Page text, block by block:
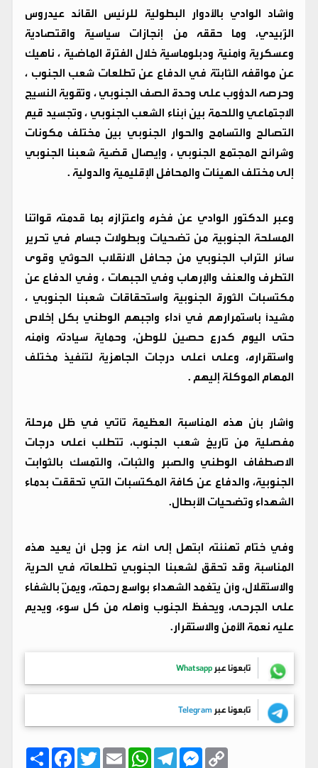
وأشاد الوادي بالأدوار البطولية للرئيس القائد عيدروس
الزُبيدي، وما حققه من إنجازات سياسية واقتصادية
وعسكرية وأمنية ودبلوماسية خلال الفترة الماضية ، ناهيك
عن مواقفه الثابتة في الدفاع عن تطلعات شعب الجنوب ،
وحرصه الدؤوب على وحدة الصف الجنوبي ، وتقوية النسيج
الاجتماعي واللحمة بين أبناء الشعب الجنوبي ، وتجسيد قيم
التصالح والتسامح والحوار الجنوبي بين مختلف مكونات
وشرائح المجتمع الجنوبي ، وإيصال قضية شعبنا الجنوبي
إلى مختلف الهيئات والمحافل الإقليمية والدولية .
وعبر الدكتور الوادي عن فخره واعتزازه بما قدمته قواتنا
المسلحة الجنوبية من تضحيات وبطولات جسام في تحرير
سائر التراب الجنوبي من جحافل الانقلاب الحوثي وقوى
التطرف والعنف والإرهاب وفي الجبهات ، وفي الدفاع عن
مكتسبات الثورة الجنوبية واستحقاقات شعبنا الجنوبي ،
مشيداً باستمرارهم في أداء واجبهم الوطني بكل إخلاص
حتى اليوم كدرع حصين للوطن، وحماية سيادته وأمنه
واستقراره، وعلى أعلى درجات الجاهزية لتنفيذ مختلف
المهام الموكلة إليهم .
وأشار بأن هذه المناسبة العظيمة تأتي في ظل مرحلة
مفصلية من تاريخ شعب الجنوب، تتطلب أعلى درجات
الاصطفاف الوطني والصبر والثبات، والتمسك بالثوابت
الجنوبية، والدفاع عن كافة المكتسبات التي تحققت بدماء
الشهداء وتضحيات الأبطال.
وفي ختام تهنئته ابتهل إلى الله عز وجل أن يعيد هذه
المناسبة وقد تحقق لشعبنا الجنوبي تطلعاته في الحرية
والاستقلال، وأن يتغمد الشهداء بواسع رحمته، ويمنّ بالشفاء
على الجرحى، ويحفظ الجنوب وأهله من كل سوء، ويديم
عليه نعمة الأمن والاستقرار.
تابعونا عبر Whatsapp
تابعونا عبر Telegram
ا
F
a
T
w
E
m
W
h
T
e
M
e
C